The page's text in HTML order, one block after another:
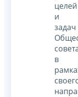
целей
и
задач
в